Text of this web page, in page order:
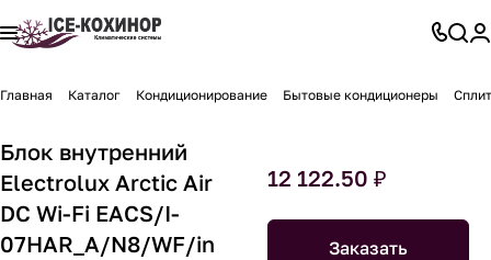
Главная Каталог Кондиционирование Бытовые кондиционеры
Блок внутренний
Electrolux Arctic Air
DC Wi-Fi EACS/I-
07HAR_A/N8/WF/in
12 122.50 ₽
Заказать